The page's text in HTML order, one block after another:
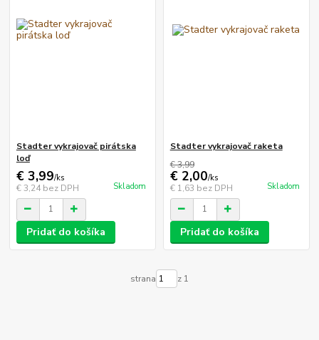
Stadter vykrajovač pirátska
loď
€ 3,99/ks
€ 3,24 bez DPH Skladom
Pridať do košíka
Stadter vykrajovač raketa
€ 3,99
€ 2,00/ks
€ 1,63 bez DPH Skladom
Pridať do košíka
strana z 1